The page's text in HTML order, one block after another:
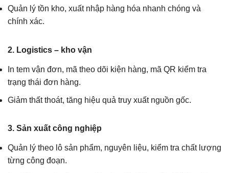
Quản lý tồn kho, xuất nhập hàng hóa nhanh chóng và
chính xác.
2. Logistics – kho vận
In tem vận đơn, mã theo dõi kiện hàng, mã QR kiểm tra
trạng thái đơn hàng.
Giảm thất thoát, tăng hiệu quả truy xuất nguồn gốc.
3. Sản xuất công nghiệp
Quản lý theo lô sản phẩm, nguyên liệu, kiểm tra chất lượng
từng công đoạn.